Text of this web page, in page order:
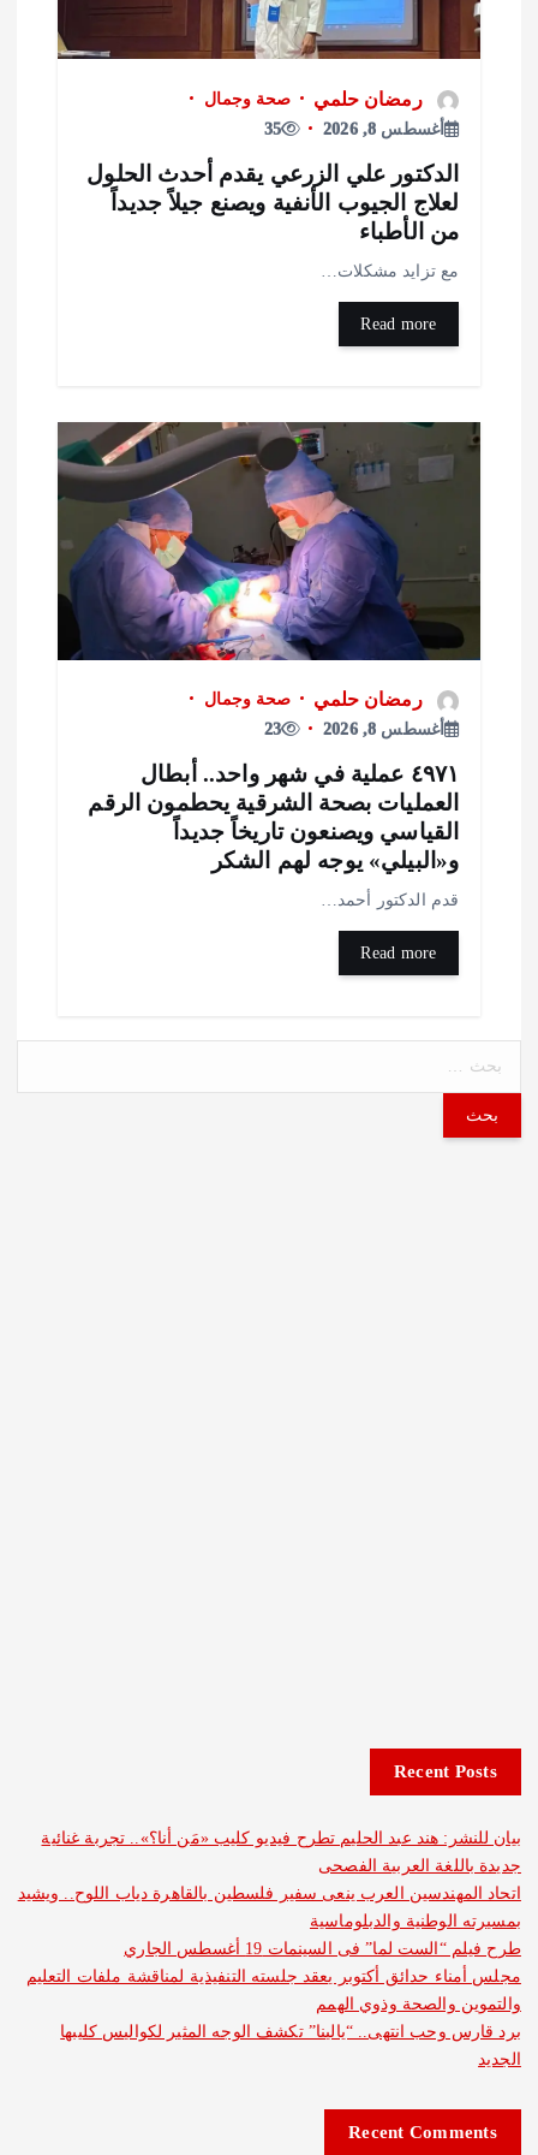
رمضان حلمي
صحة وجمال
أغسطس 8, 2026
35
علي الزرعي يقدم أحدث الحلول
الجيوب الأنفية ويصنع جيلاً جديداً
الأطباء
تزايد مشكلات…
رمضان حلمي
صحة وجمال
23
٤٩٧١ عملية في شهر واحد.. أبطال
بصحة الشرقية يحطمون الرقم
ويصنعون تاريخاً جديداً
يوجه لهم الشكر
الدكتور أحمد…
Recent
هند عبد الحليم تطرح فيديو كليب «مَن أنا؟».. تجربة غنائية
العربية الفصحى
العرب ينعى سفير فلسطين بالقاهرة دياب اللوح.. ويشيد
والدبلوماسية
لما” فى السينمات 19 أغسطس الجاري
حدائق أكتوبر يعقد جلسته التنفيذية لمناقشة ملفات التعليم
والصحة وذوي الهمم
انتهى.. “يالينا” تكشف الوجه المثير لكواليس كليبها
Recent